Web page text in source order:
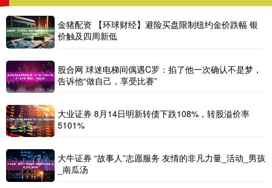
金猪配资 【环球财经】避险买盘限制纽约金价跌幅 银
价触及四周新低
股合网 球迷电梯间偶遇C罗：掐了他一次确认不是梦，
告诉他“做自己，享受比赛”
大业证券 8月14日明新转债下跌108%，转股溢价率
5101%
大牛证券 “故事人”志愿服务 友情的非凡力量_活动_男孩
_南瓜汤